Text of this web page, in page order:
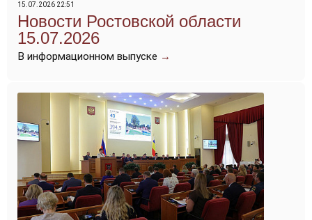
15.07.2026 22:51
Новости Ростовской области
15.07.2026
В информационном выпуске →